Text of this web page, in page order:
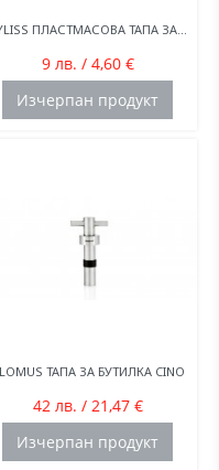
ПЛАСТМАСОВА ТАПА ЗА...
9 лв. / 4,60 €
Изчерпан продукт
ТАПА ЗА БУТИЛКА CINO
42 лв. / 21,47 €
Изчерпан продукт